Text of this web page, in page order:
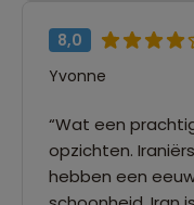
8,0
Yvonne
“Wat een
opzichten.
hebben een